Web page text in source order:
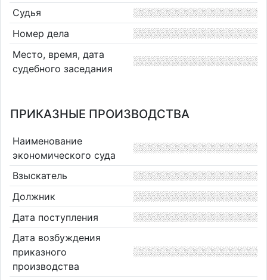
Судья
Номер дела
Место, время, дата
судебного заседания
ПРИКАЗНЫЕ ПРОИЗВОДСТВА
Наименование
экономического суда
Взыскатель
Должник
Дата поступления
Дата возбуждения
приказного
производства